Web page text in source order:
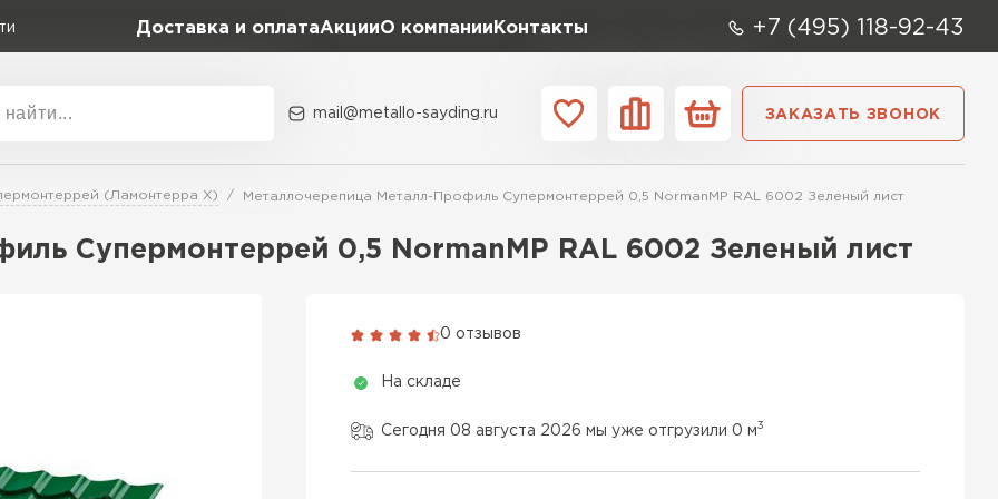
Доставка и оплатаАкцииО компании Контакты +7 (495) 118-92-43
Коллекция
Classic Grand Line
Доборные элементы
mail@metallo-sayding.ru ЗАКАЗАТЬ ЗВОНОК
(Ламонтерра X) Металлочерепица Металл-Профиль Супермонтеррей 0,5 NormanMP RAL 6002 Зеленый лист
Супермонтеррей 0,5 NormanMP RAL 6002 Зеленый лист
0 отзывов
На складе
Сегодня 08 августа 2026 мы уже отгрузили 0 м3